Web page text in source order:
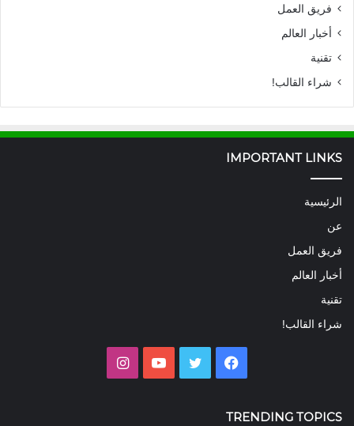
فريق العمل
أخبار العالم
تقنية
شراء القالب!
IMPORTANT LINKS
الرئيسية
عن
فريق العمل
أخبار العالم
تقنية
شراء القالب!
فيسبوك تويتر يوتيوب
TRENDING TOPICS